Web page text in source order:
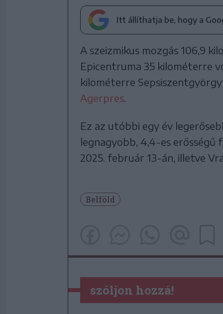
Itt állíthatja be, hogy a
A szeizmikus mozgás 106,9
Epicentruma 35 kilométerre
kilométerre
Agerpres
Ez az utóbbi egy év
legnagyobb, 4,4-es
2025. február 13-án, illetve
Belföld
szóljon hozzá!